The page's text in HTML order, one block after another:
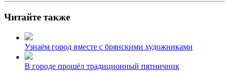
Читайте также
Узнаём город вместе с брянскими художниками
В городе прошёл традиционный пятничник